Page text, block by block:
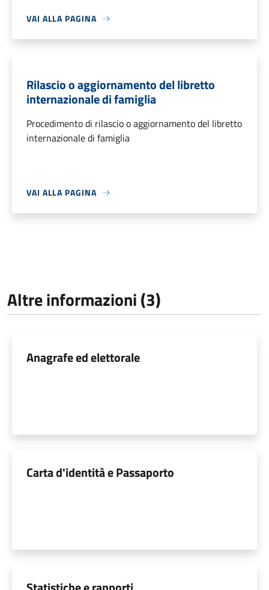
VAI ALLA PAGINA
Rilascio o aggiornamento del libretto
internazionale di famiglia
Procedimento di rilascio o aggiornamento del libretto
internazionale di famiglia
VAI ALLA PAGINA
Altre informazioni (3)
Anagrafe ed elettorale
Carta d'identità e Passaporto